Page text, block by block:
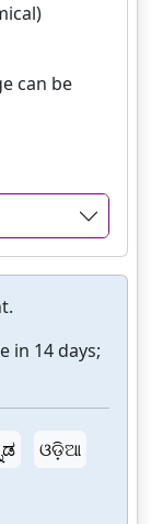
can be
in 14 days;
ଓଡ଼ିଆ